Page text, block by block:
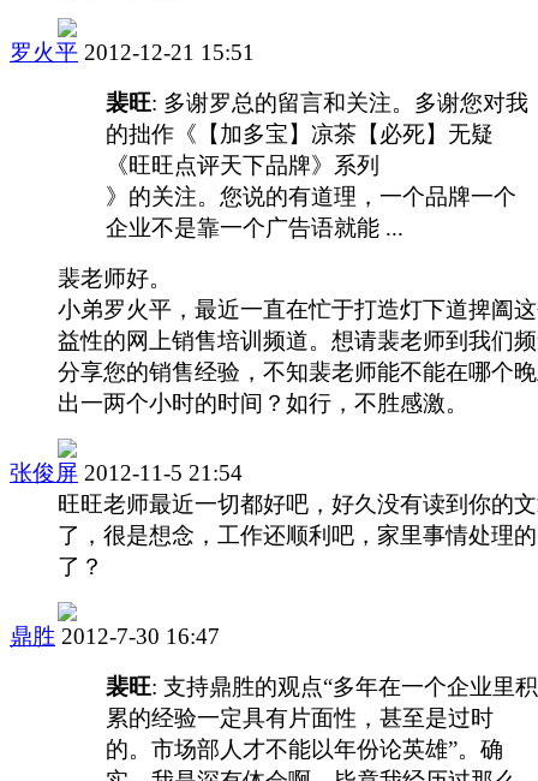
罗火平 2012-12-21 15:51
裴旺: 多谢罗总的留言和关注。多谢您对我
的拙作《【加多宝】凉茶【必死】无疑
《旺旺点评天下品牌》系列
》的关注。您说的有道理，一个品牌一个
企业不是靠一个广告语就能 ...
裴老师好。
小弟罗火平，最近一直在忙于打造灯下道捭阖
益性的网上销售培训频道。想请裴老师到我们
分享您的销售经验，不知裴老师能不能在哪个
出一两个小时的时间？如行，不胜感激。
张俊屏 2012-11-5 21:54
旺旺老师最近一切都好吧，好久没有读到你的
了，很是想念，工作还顺利吧，家里事情处理
了？
鼎胜 2012-7-30 16:47
裴旺: 支持鼎胜的观点“多年在一个企业里积
累的经验一定具有片面性，甚至是过时
的。市场部人才不能以年份论英雄”。确